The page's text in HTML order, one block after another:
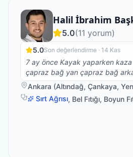
Halil İbrahim
Fizyoterapist
5.0(11 yorum)
5.0Son değerlendirme · 14 Kas
7 ay önce Kayak yaparken
çapraz bağ yan çapraz bağ
kopmalar ve iç dış menisküs
amaliyattan sonra yürüme ve
vardı Halil İbrahim hocamla
Ankara (Altındağ, Çankaya,
Sırt Ağrısı, Bel Fıtığı, Boyun